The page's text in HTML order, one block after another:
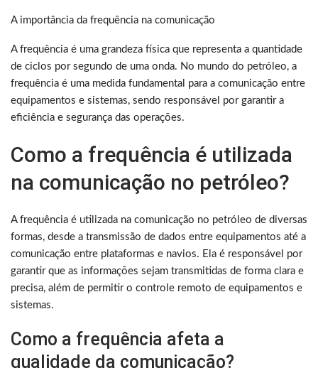
A importância da frequência na comunicação
A frequência é uma grandeza física que representa a quantidade
de ciclos por segundo de uma onda. No mundo do petróleo, a
frequência é uma medida fundamental para a comunicação entre
equipamentos e sistemas, sendo responsável por garantir a
eficiência e segurança das operações.
Como a frequência é utilizada
na comunicação no petróleo?
A frequência é utilizada na comunicação no petróleo de diversas
formas, desde a transmissão de dados entre equipamentos até a
comunicação entre plataformas e navios. Ela é responsável por
garantir que as informações sejam transmitidas de forma clara e
precisa, além de permitir o controle remoto de equipamentos e
sistemas.
Como a frequência afeta a
qualidade da comunicação?